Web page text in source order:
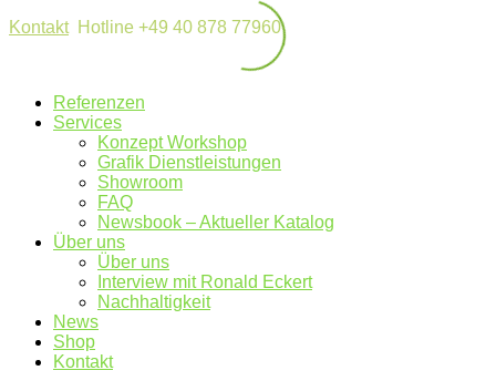
KontaktHotline +49 40 878 77960
Referenzen
Services
Konzept Workshop
Grafik Dienstleistungen
Showroom
FAQ
Newsbook – Aktueller Katalog
Über uns
Über uns
Interview mit Ronald Eckert
Nachhaltigkeit
News
Shop
Kontakt